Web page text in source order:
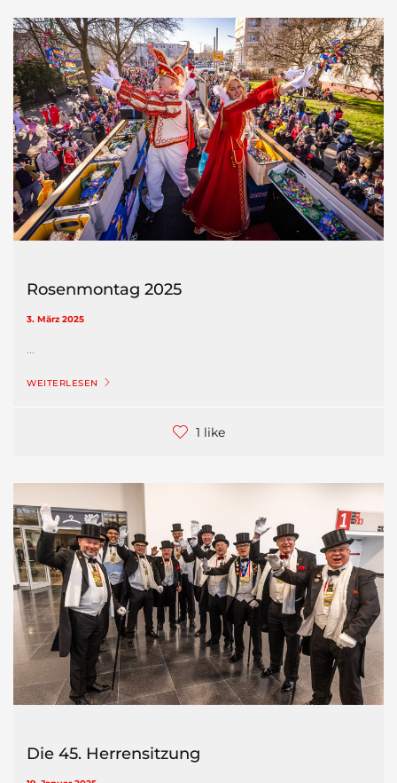
Rosenmontag 2025
3. März 2025
...
WEITERLESEN
1 like
Die 45. Herrensitzung